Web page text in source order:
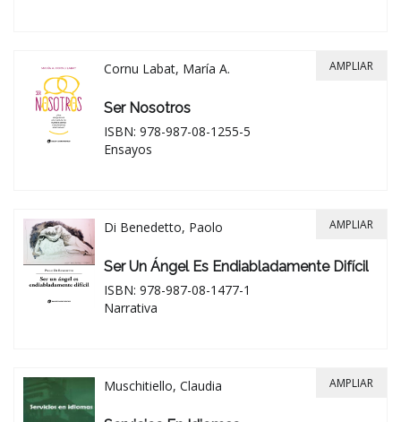
Cornu Labat, María A.
Ser Nosotros
ISBN: 978-987-08-1255-5
Ensayos
AMPLIAR
Di Benedetto, Paolo
Ser Un Ángel Es Endiabladamente Difícil
ISBN: 978-987-08-1477-1
Narrativa
AMPLIAR
Muschitiello, Claudia AMPLIAR